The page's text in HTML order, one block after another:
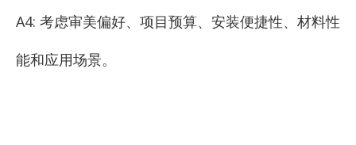
A4: 考虑审美偏好、项目预算、安装便捷性、材料性
能和应用场景。